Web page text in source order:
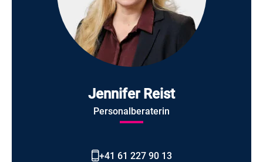
Jennifer Reist
Personalberaterin
+41 61 227 90 13